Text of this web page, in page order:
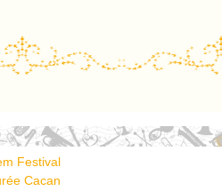
Festival
Cacan